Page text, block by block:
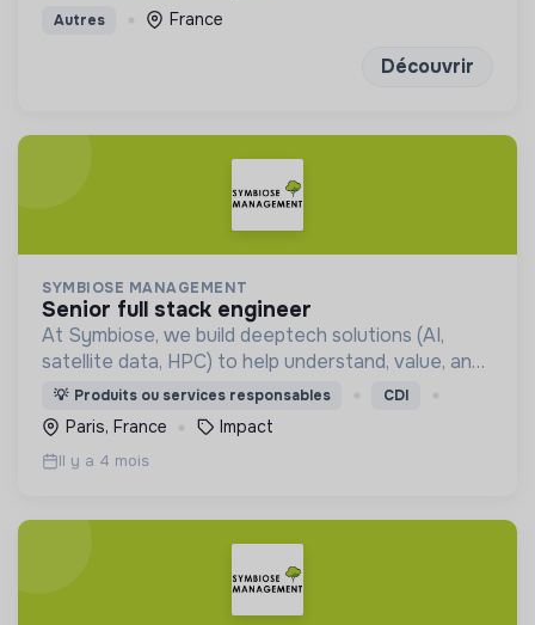
Autres France
Découvrir
SYMBIOSE MANAGEMENT
senior full stack engineer
At Symbiose, we build deeptech solutions (AI,
satellite data, HPC) to help understand, value, and
protect forests, enabling better decisions for
climate resilience and sustainable management 🌳
🛰️
💡 Produits ou services responsables CDI
Paris, France Impact
Il y a 4 mois